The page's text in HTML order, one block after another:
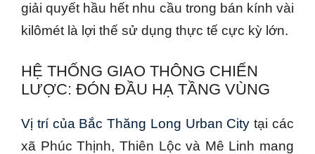
giải quyết hầu hết nhu cầu trong bán kính vài
kilômét là lợi thế sử dụng thực tế cực kỳ lớn.
HỆ THỐNG GIAO THÔNG CHIẾN
LƯỢC: ĐÓN ĐẦU HẠ TẦNG VÙNG
Vị trí của Bắc Thăng Long Urban City tại các
xã Phúc Thịnh, Thiên Lộc và Mê Linh mang